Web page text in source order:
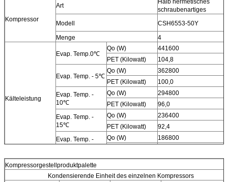
Kompressor
Art
Halb hermetisches
schraubenartiges
Modell
CSH6553-50Y
Menge
4
Kälteleistung
Evap. Temp.0℃
Qo (W)
441600
PET (Kilowatt)
104,8
Evap. Temp. - 5℃
Qo (W)
362800
PET (Kilowatt)
100,0
Evap. Temp. -
10℃
Qo (W)
294800
PET (Kilowatt)
96,0
Evap. Temp. -
15℃
Qo (W)
236400
PET (Kilowatt)
92,4
Evap. Temp. -
Qo (W)
186800
Kompressorgestellproduktpalette
Kondensierende Einheit des einzelnen Kompressors